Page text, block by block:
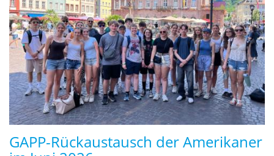
GAPP-Rückaustausch der Amerikaner